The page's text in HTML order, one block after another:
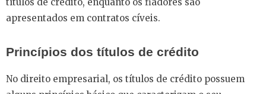
apresentados em contratos cíveis.
Princípios dos títulos de crédito
No direito empresarial, os títulos de crédito possuem